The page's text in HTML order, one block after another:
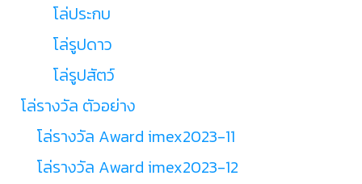
โล่ประกบ
โล่รูปดาว
โล่รูปสัตว์
โล่รางวัล ตัวอย่าง
โล่รางวัล Award imex2023-11
โล่รางวัล Award imex2023-12